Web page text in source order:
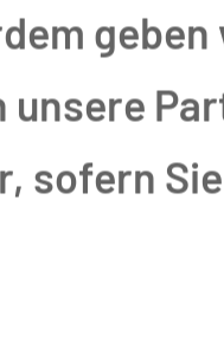
in das
unsere
sofern